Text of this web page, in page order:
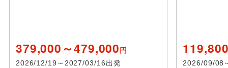
379,000～479,000円
2026/12/19～2027/03/16出発 2026/09/08